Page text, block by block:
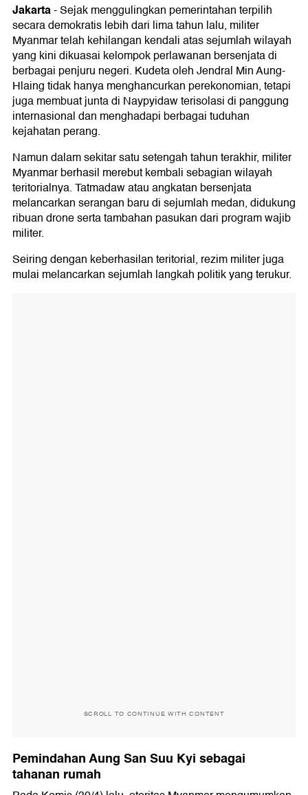
Jakarta-Sejak menggulingkan pemerintahan terpilih
secara demokratis lebih dari lima tahun lalu, militer
Myanmar telah kehilangan kendali atas sejumlah wilayah
yang kini dikuasai kelompok perlawanan bersenjata di
berbagai penjuru negeri. Kudeta oleh Jendral Min Aung-
Hlaing tidak hanya menghancurkan perekonomian, tetapi
juga membuat junta di Naypyidaw terisolasi di panggung
internasional dan menghadapi berbagai tuduhan
kejahatan perang.
Namun dalam sekitar satu setengah tahun terakhir, militer
Myanmar berhasil merebut kembali sebagian wilayah
teritorialnya. Tatmadaw atau angkatan bersenjata
melancarkan serangan baru di sejumlah medan, didukung
ribuan drone serta tambahan pasukan dari program wajib
militer.
Seiring dengan keberhasilan teritorial, rezim militer juga
mulai melancarkan sejumlah langkah politik yang terukur.
SCROLL TO CONTINUE WITH CONTENT
Pemindahan Aung San Suu Kyi sebagai
tahanan rumah